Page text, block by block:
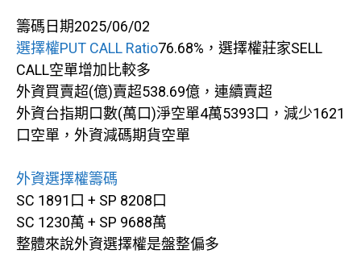
籌碼日期2025/06/02
選擇權PUT CALL Ratio76.68%，選擇權莊家SELL
CALL空單增加比較多
外資買賣超(億)賣超538.69億，連續賣超
外資台指期口數(萬口)淨空單4萬5393口，減少1621
口空單，外資減碼期貨空單
外資選擇權籌碼
SC 1891口 + SP 8208口
SC 1230萬 + SP 9688萬
整體來說外資選擇權是盤整偏多